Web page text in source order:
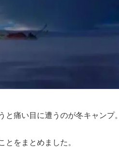
痛い目に遭うのが冬キャンプ。
をまとめました。